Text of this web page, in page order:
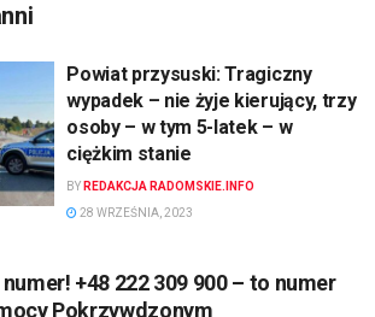
Powiat przysuski: Tragiczny
wypadek – nie żyje kierujący, trzy
osoby – w tym 5-latek – w
ciężkim stanie
BY REDAKCJA RADOMSKIE.INFO
28 WRZEŚNIA, 2023
+48 222 309 900 – to numer
Pokrzywdzonym